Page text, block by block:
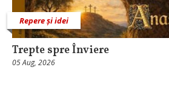
Repere și idei
Trepte spre Înviere
05 Aug, 2026